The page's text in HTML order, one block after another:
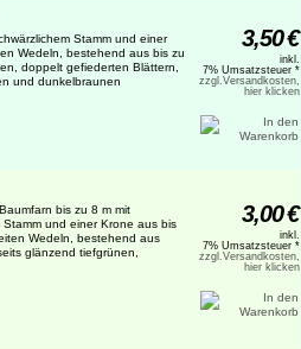
Stamm und einer
Wedeln, bestehend aus bis zu
doppelt gefiederten Blättern,
und dunkelbraunen
3,50€
inkl.
7% Umsatzsteuer *
zzgl.Versandkosten,
hier klicken
bis zu 8 m mit
Stamm und einer Krone aus bis
Wedeln, bestehend aus
glänzend tiefgrünen,
3,00€
inkl.
7% Umsatzsteuer *
zzgl.Versandkosten,
hier klicken